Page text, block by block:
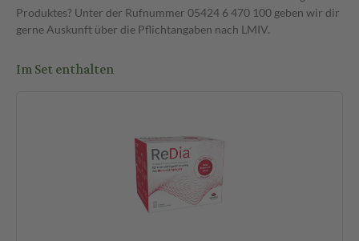
Produktes? Unter der Rufnummer 05424 6 470 100 geben wir dir
gerne Auskunft über die Pflichtangaben nach LMIV.
Im Set enthalten